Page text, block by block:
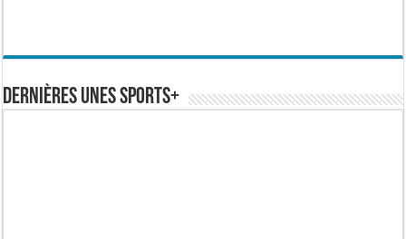
Dernières Unes Sports+